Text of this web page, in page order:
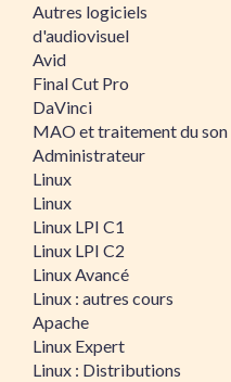
Autres logiciels
d'audiovisuel
Avid
Final Cut Pro
DaVinci
MAO et traitement du son
Administrateur
Linux
Linux
Linux LPI C1
Linux LPI C2
Linux Avancé
Linux : autres cours
Apache
Linux Expert
Linux : Distributions